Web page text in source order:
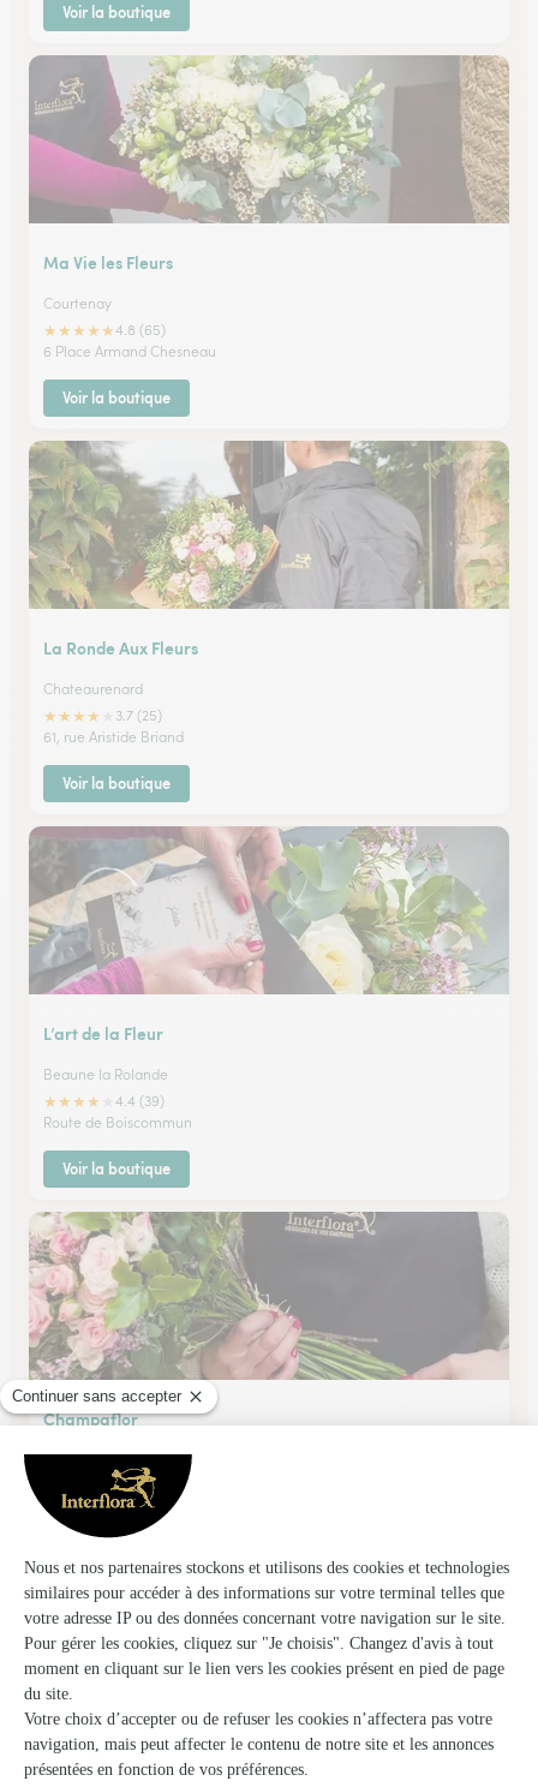
Voir la boutique
Ma Vie les Fleurs
Courtenay
★★★★★4.8 (65)
6 Place Armand Chesneau
Voir la boutique
La Ronde Aux Fleurs
Chateaurenard
★★★★
3.7 (25)
61, rue Aristide Briand
Voir la boutique
L’art de la Fleur
Beaune la Rolande
★★★★
4.4 (39)
Route de Boiscommun
Voir la boutique
Champaflor
Champagne Sur Seine
★4.2 (78)
1, rue Grande